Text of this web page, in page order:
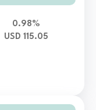
0.98%
USD 115.05